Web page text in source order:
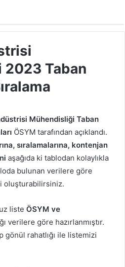
Taban
Mühendisliği Taban
ÖSYM tarafından açıklandı.
sıralamalarına, kontenjan
aşağıda ki tablodan kolaylıkla
bulunan verilere göre
oluşturabilirsiniz.
liste ÖSYM ve
verilere göre hazırlanmıştır.
rahatlığı ile listemizi